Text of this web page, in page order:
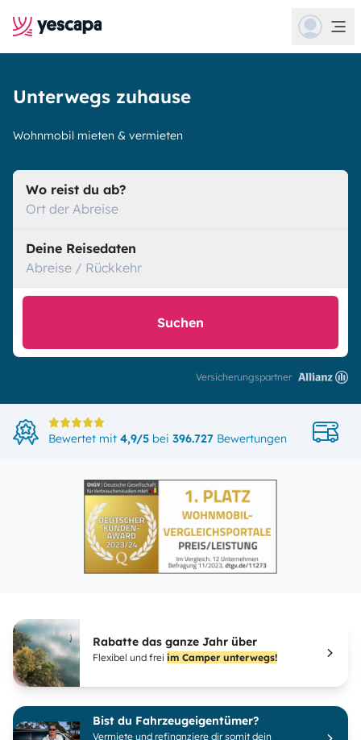
Unterwegs zuhause
Wohnmobil mieten & vermieten
Wo reist du ab?
Ort der Abreise
Deine Reisedaten
Abreise / Rückkehr
Suchen
Versicherungspartner
Bewertet mit 4,9/5 bei 396.727 Bewertungen
Rabatte das ganze Jahr über
Flexibel und freiim Camper unterwegs!
Bist du Fahrzeugeigentümer?
Vermiete und refinanziere dir somit dein